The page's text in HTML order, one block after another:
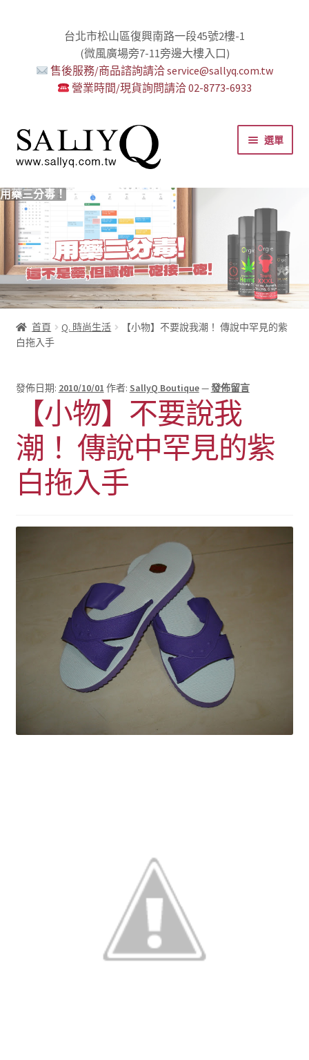
台北市松山區復興南路一段45號2樓-1
(微風廣場旁7-11旁邊大樓入口)
售後服務/商品諮詢請洽 service@sallyq.com.tw
營業時間/現貨詢問請洽 02-8773-6933
跳
至
導
列
跳
至
主
內
容
選單
推薦給初心者！
用藥三分毒！
絕對拘束、絕對快感！
野外調教專區請點我！
零卡分期小額支付!
高潮小哥哥！
免下車也可以購物！
時尚真皮Ｋ金手腳環+短鏈
K金綺娜情趣時尚組
嘗試輕柔的SM，你要一起嗎？
Bess2 買1送4毫無冷場！
免洗潤滑 快適生活提案者
小兔乳夾 遠端遙控想壞壞！
雙悅彎 建立你的多重高潮宇宙！
蜜穴攪拌棒 瞄準性感的私密區域
男人，也該犒賞自己了！
門市消費送時尚收納包
出貨調整公告
人氣男優情慾寫真
SallyQ老師客製化語音服務
首頁 Q. 時尚生活
【小物】不要說我潮！ 傳說中罕見的紫
白拖入手
發佈日期: 2010/10/01 作者: SallyQ Boutique—發佈留言
【小物】不要說我
潮！ 傳說中罕見的紫
白拖入手